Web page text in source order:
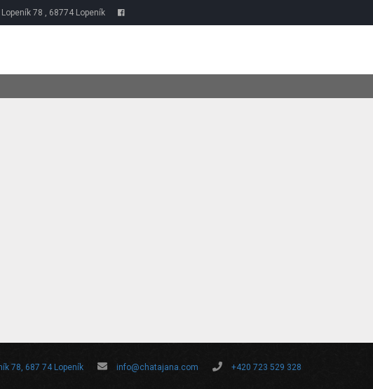
Lopeník 78 , 68774 Lopeník
78, 687 74 Lopeník info@chatajana.com +420 723 529 328